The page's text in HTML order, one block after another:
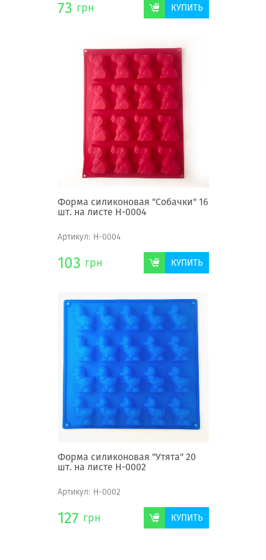
73 грн КУПИТЬ
Форма силиконовая "Собачки" 16
шт. на листе Н-0004
Артикул: Н-0004
103 грн КУПИТЬ
Форма силиконовая "Утята" 20
шт. на листе Н-0002
Артикул: Н-0002
127 грн КУПИТЬ